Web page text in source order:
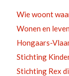
Wie woont
Wonen en
Hongaars-
Stichting
Stichting Rex